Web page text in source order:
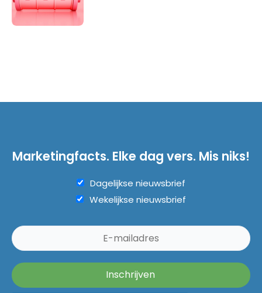
Marketingfacts. Elke dag vers. Mis niks!
Dagelijkse nieuwsbrief
Wekelijkse nieuwsbrief